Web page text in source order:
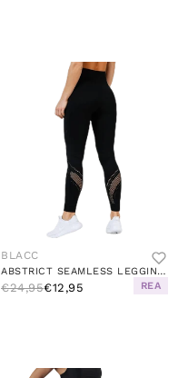
BLACC
ABSTRICT SEAMLESS LEGGING BLACK
€24,95€12,95 REA